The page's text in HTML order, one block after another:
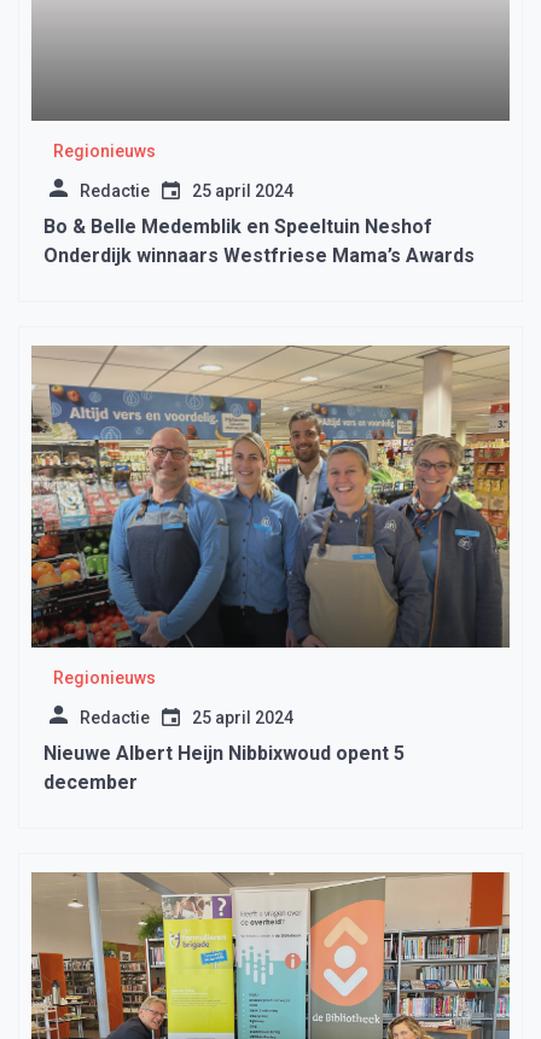
Regionieuws
Redactie 25 april 2024
Bo & Belle Medemblik en Speeltuin Neshof
Onderdijk winnaars Westfriese Mama’s Awards
Regionieuws
Redactie 25 april 2024
Nieuwe Albert Heijn Nibbixwoud opent 5
december